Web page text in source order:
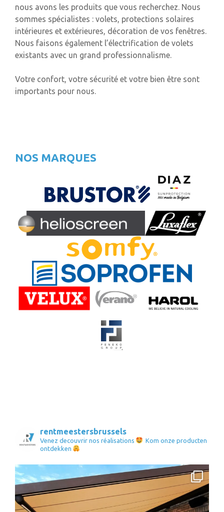
nous avons les produits que vous recherchez. Nous
sommes spécialistes : volets, protections solaires
intérieures et extérieures, décoration de vos fenêtres.
Nous faisons également l’électrification de volets
existants avec un grand professionnalisme.
Votre confort, votre sécurité et votre bien être sont
importants pour nous.
NOS MARQUES
rentmeestersbrussels
Venez decouvrir nos réalisations
Kom onze producten
ontdekken